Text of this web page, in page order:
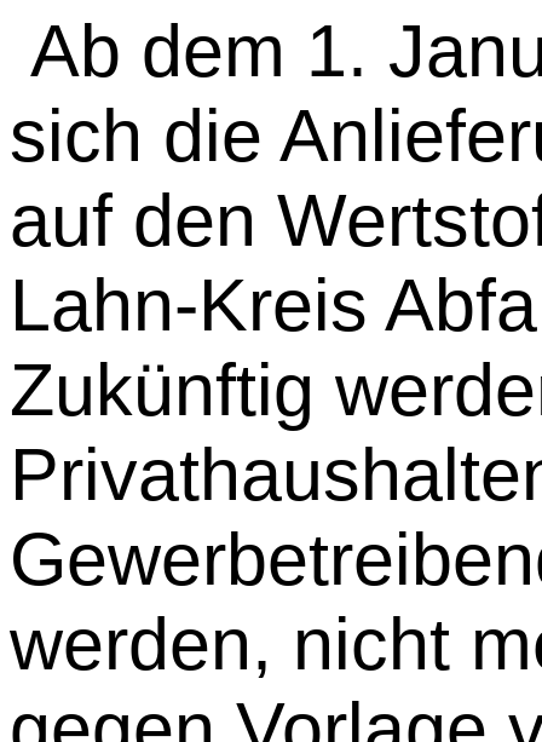
Ab dem 1.
sich die
auf den
Lahn-Kreis
Zukünftig
werden, nicht